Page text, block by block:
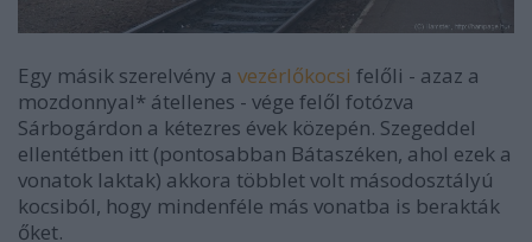
Egy másik szerelvény a vezérlőkocsi felőli - azaz a
mozdonnyal* átellenes - vége felől fotózva
Sárbogárdon a kétezres évek közepén. Szegeddel
ellentétben itt (pontosabban Bátaszéken, ahol ezek a
vonatok laktak) akkora többlet volt másodosztályú
kocsiból, hogy mindenféle más vonatba is berakták
őket.